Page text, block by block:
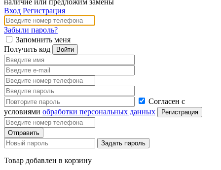
наличие или предложим замены
Вход Регистрация
Забыли пароль?
Запомнить меня
Получить код
Согласен с
условиями обработки персональных данных
Товар добавлен в корзину